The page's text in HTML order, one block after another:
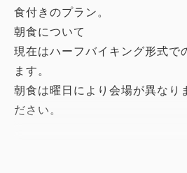
食付きのプラン。
朝食について
現在はハーフバイキング形式で
ます。
朝食は曜日により会場が異なり
ださい。
月曜日が祝日の場合は営業 火